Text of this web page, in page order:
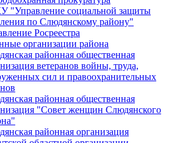
"Управление социальной защиты
по Слюдянскому району"
Росреестра
организации района
районная общественная
ветеранов войны, труда,
сил и правоохранительных
районная общественная
"Совет женщин Слюдянского
районная организация